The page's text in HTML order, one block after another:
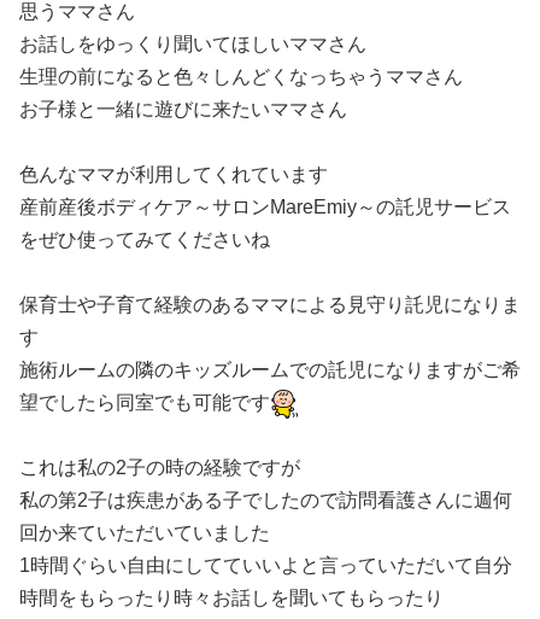
思うママさん
お話しをゆっくり聞いてほしいママさん
生理の前になると色々しんどくなっちゃうママさん
お子様と一緒に遊びに来たいママさん
色んなママが利用してくれています
産前産後ボディケア～サロンMareEmiy～の託児サービス
をぜひ使ってみてくださいね
保育士や子育て経験のあるママによる見守り託児になりま
す
施術ルームの隣のキッズルームでの託児になりますがご希
望でしたら同室でも可能です
これは私の2子の時の経験ですが
私の第2子は疾患がある子でしたので訪問看護さんに週何
回か来ていただいていました
1時間ぐらい自由にしてていいよと言っていただいて自分
時間をもらったり時々お話しを聞いてもらったり